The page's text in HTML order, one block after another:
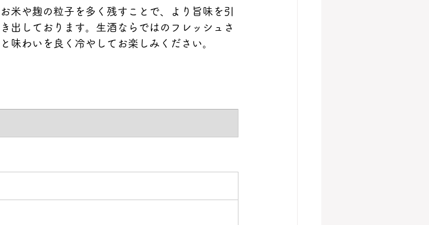
お米や麹の粒子を多く残すことで、より旨味を引
き出しております。生酒ならではのフレッシュさ
と味わいを良く冷やしてお楽しみください。